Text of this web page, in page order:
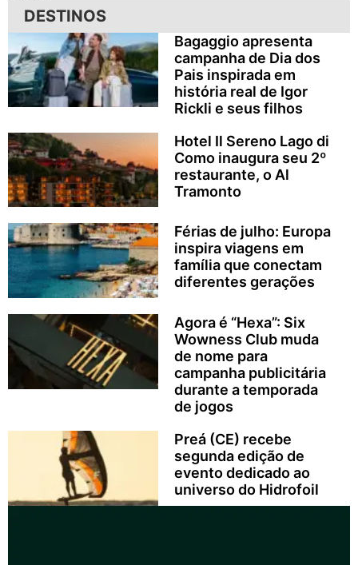
DESTINOS
Bagaggio apresenta
campanha de Dia dos
Pais inspirada em
história real de Igor
Rickli e seus filhos
Hotel Il Sereno Lago di
Como inaugura seu 2º
restaurante, o Al
Tramonto
Férias de julho: Europa
inspira viagens em
família que conectam
diferentes gerações
Agora é “Hexa”: Six
Wowness Club muda
de nome para
campanha publicitária
durante a temporada
de jogos
Preá (CE) recebe
segunda edição de
evento dedicado ao
universo do Hidrofoil